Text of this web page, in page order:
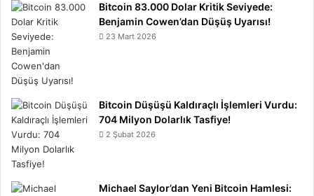
Bitcoin 83.000 Dolar Kritik Seviyede:
Benjamin Cowen’dan Düşüş Uyarısı!
23 Mart 2026
Bitcoin Düşüşü Kaldıraçlı İşlemleri Vurdu:
704 Milyon Dolarlık Tasfiye!
2 Şubat 2026
Michael Saylor’dan Yeni Bitcoin Hamlesi: